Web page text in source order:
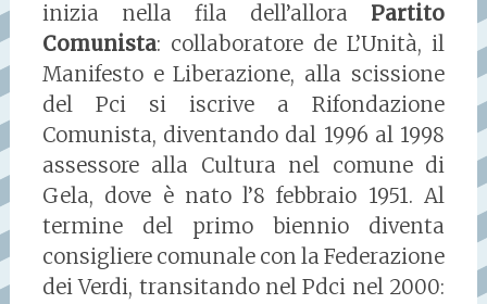
inizia nella fila dell’allora Partito
Comunista: collaboratore de L’Unità, il
Manifesto e Liberazione, alla scissione
del Pci si iscrive a Rifondazione
Comunista, diventando dal 1996 al 1998
assessore alla Cultura nel comune di
Gela, dove è nato l’8 febbraio 1951. Al
termine del primo biennio diventa
consigliere comunale con la Federazione
dei Verdi, transitando nel Pdci nel 2000: